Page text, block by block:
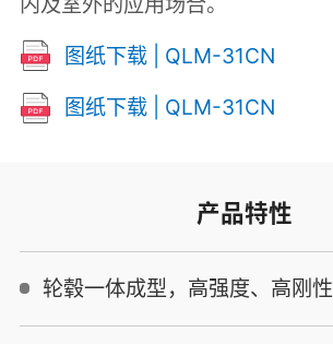
图纸下载 | QLM-31CN
图纸下载 | QLM-31CN
产品特性
轮毂一体成型，高强度、高刚性